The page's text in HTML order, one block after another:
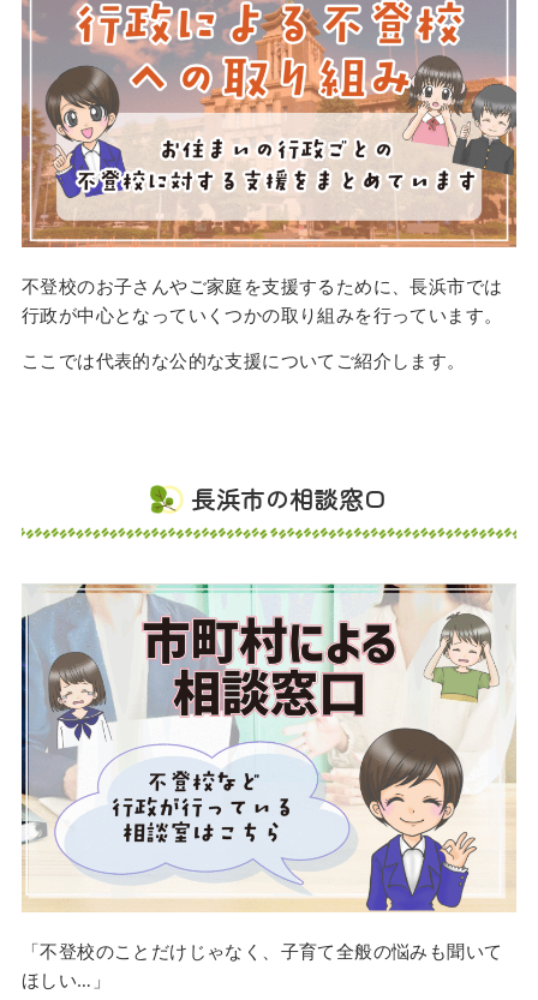
不登校のお子さんやご家庭を支援するために、長浜市では
行政が中心となっていくつかの取り組みを行っています。
ここでは代表的な公的な支援についてご紹介します。
長浜市の相談窓口
「不登校のことだけじゃなく、子育て全般の悩みも聞いて
ほしい…」